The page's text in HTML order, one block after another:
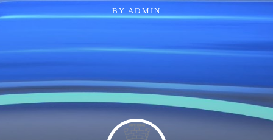
BY ADMIN